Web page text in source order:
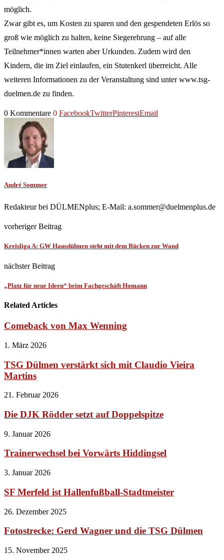
möglich.
Zwar gibt es, um Kosten zu sparen und den gespendeten Erlös so
groß wie möglich zu halten, keine Siegerehrung – auf alle
Teilnehmer*innen warten aber Urkunden. Zudem wird den
Kindern, die im Ziel einlaufen, ein Stutenkerl überreicht. Alle
weiteren Informationen zu der Veranstaltung sind unter www.tsg-
duelmen.de zu finden.
0 Kommentare 0 FacebookTwitterPinterestEmail
André Sommer
Redakteur bei DÜLMENplus; E-Mail: a.sommer@duelmenplus.de
vorheriger Beitrag
Kreisliga A: GW Hausdülmen steht mit dem Rücken zur Wand
nächster Beitrag
„Platz für neue Ideen“ beim Fachgeschäft Homann
Related Articles
Comeback von Max Wenning
1. März 2026
TSG Dülmen verstärkt sich mit Claudio Vieira
Martins
21. Februar 2026
Die DJK Rödder setzt auf Doppelspitze
9. Januar 2026
Trainerwechsel bei Vorwärts Hiddingsel
3. Januar 2026
SF Merfeld ist Hallenfußball-Stadtmeister
26. Dezember 2025
Fotostrecke: Gerd Wagner und die TSG Dülmen
15. November 2025